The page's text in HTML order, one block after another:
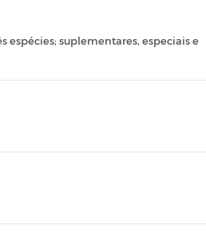
espécies; suplementares, especiais e